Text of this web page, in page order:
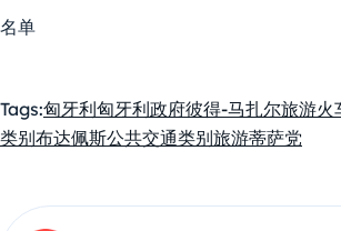
名单
Tags:匈牙利匈牙利政府彼得-马扎尔旅游火
类别布达佩斯公共交通类别旅游蒂萨党